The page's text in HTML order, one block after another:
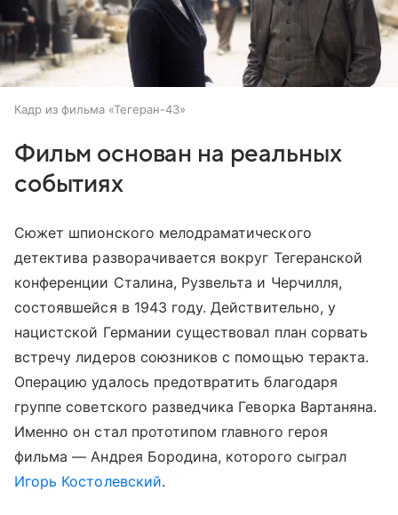
Кадр из фильма «Тегеран-43»
Фильм основан на реальных
событиях
Сюжет шпионского мелодраматического
детектива разворачивается вокруг Тегеранской
конференции Сталина, Рузвельта и Черчилля,
состоявшейся в 1943 году. Действительно, у
нацистской Германии существовал план сорвать
встречу лидеров союзников с помощью теракта.
Операцию удалось предотвратить благодаря
группе советского разведчика Геворка Вартаняна.
Именно он стал прототипом главного героя
фильма — Андрея Бородина, которого сыграл
Игорь Костолевский.